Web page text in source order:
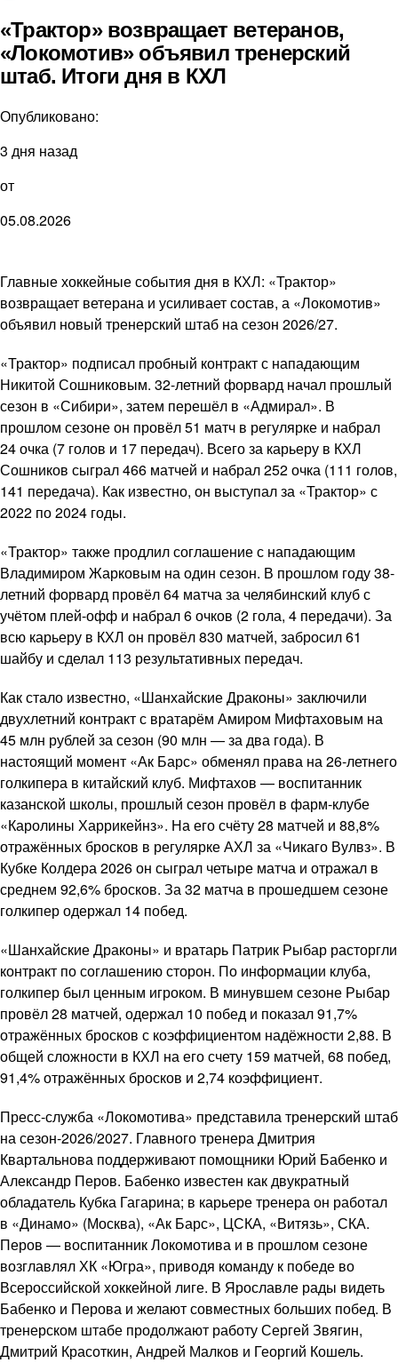
«Трактор» возвращает ветеранов,
«Локомотив» объявил тренерский
штаб. Итоги дня в КХЛ
Опубликовано:
3 дня назад
от
05.08.2026
Главные хоккейные события дня в КХЛ: «Трактор»
возвращает ветерана и усиливает состав, а «Локомотив»
объявил новый тренерский штаб на сезон 2026/27.
«Трактор» подписал пробный контракт с нападающим
Никитой Сошниковым. 32-летний форвард начал прошлый
сезон в «Сибири», затем перешёл в «Адмирал». В
прошлом сезоне он провёл 51 матч в регулярке и набрал
24 очка (7 голов и 17 передач). Всего за карьеру в КХЛ
Сошников сыграл 466 матчей и набрал 252 очка (111 голов,
141 передача). Как известно, он выступал за «Трактор» с
2022 по 2024 годы.
«Трактор» также продлил соглашение с нападающим
Владимиром Жарковым на один сезон. В прошлом году 38-
летний форвард провёл 64 матча за челябинский клуб с
учётом плей-офф и набрал 6 очков (2 гола, 4 передачи). За
всю карьеру в КХЛ он провёл 830 матчей, забросил 61
шайбу и сделал 113 результативных передач.
Как стало известно, «Шанхайские Драконы» заключили
двухлетний контракт с вратарём Амиром Мифтаховым на
45 млн рублей за сезон (90 млн — за два года). В
настоящий момент «Ак Барс» обменял права на 26-летнего
голкипера в китайский клуб. Мифтахов — воспитанник
казанской школы, прошлый сезон провёл в фарм-клубе
«Каролины Харрикейнз». На его счёту 28 матчей и 88,8%
отражённых бросков в регулярке АХЛ за «Чикаго Вулвз». В
Кубке Колдера 2026 он сыграл четыре матча и отражал в
среднем 92,6% бросков. За 32 матча в прошедшем сезоне
голкипер одержал 14 побед.
«Шанхайские Драконы» и вратарь Патрик Рыбар расторгли
контракт по соглашению сторон. По информации клуба,
голкипер был ценным игроком. В минувшем сезоне Рыбар
провёл 28 матчей, одержал 10 побед и показал 91,7%
отражённых бросков с коэффициентом надёжности 2,88. В
общей сложности в КХЛ на его счету 159 матчей, 68 побед,
91,4% отражённых бросков и 2,74 коэффициент.
Пресс-служба «Локомотива» представила тренерский штаб
на сезон-2026/2027. Главного тренера Дмитрия
Квартальнова поддерживают помощники Юрий Бабенко и
Александр Перов. Бабенко известен как двукратный
обладатель Кубка Гагарина; в карьере тренера он работал
в «Динамо» (Москва), «Ак Барс», ЦСКА, «Витязь», СКА.
Перов — воспитанник Локомотива и в прошлом сезоне
возглавлял ХК «Югра», приводя команду к победе во
Всероссийской хоккейной лиге. В Ярославле рады видеть
Бабенко и Перова и желают совместных больших побед. В
тренерском штабе продолжают работу Сергей Звягин,
Дмитрий Красоткин, Андрей Малков и Георгий Кошель.